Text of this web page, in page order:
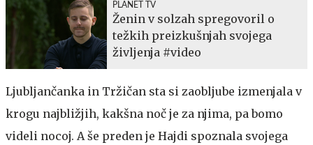
PLANET TV
Ženin v solzah spregovoril o
težkih preizkušnjah svojega
življenja #video
Ljubljančanka in Tržičan sta si zaobljube izmenjala v
krogu najbližjih, kakšna noč je za njima, pa bomo
videli nocoj. A še preden je Hajdi spoznala svojega